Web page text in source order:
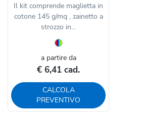
Il kit comprende maglietta in
cotone 145 g/mq , zainetto a
strozzo in...
a partire da
€ 6,41 cad.
CALCOLA
PREVENTIVO